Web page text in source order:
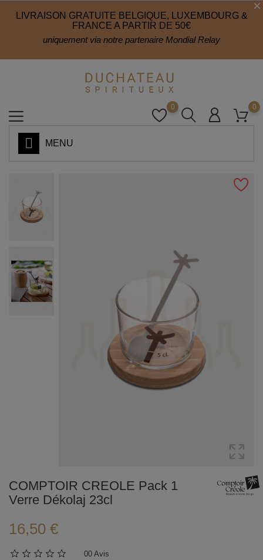
LIVRAISON GRATUITE BELGIQUE, LUXEMBOURG &
FRANCE A PARTIR DE 50€
uniquement via notre partenaire Mondial Relay
0
0
MENU
COMPTOIR CREOLE Pack 1
Verre Dékolaj 23cl
16,50 €
00 Avis